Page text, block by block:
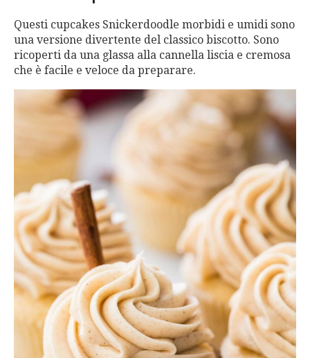
Questi cupcakes Snickerdoodle morbidi e umidi sono
una versione divertente del classico biscotto. Sono
ricoperti da una glassa alla cannella liscia e cremosa
che è facile e veloce da preparare.